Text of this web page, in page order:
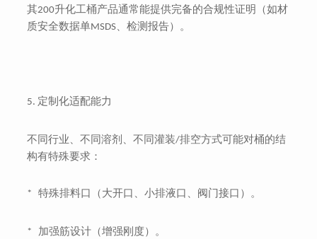
其200升化工桶产品通常能提供完备的合规性证明（如材
质安全数据单MSDS 、检测报告）。
5. 定制化适配能力
不同行业、不同溶剂、不同灌装/排空方式可能对桶的结
构有特殊要求：
*特殊排料口（大开口、小排液口、阀门接口）。
*加强筋设计（增强刚度）。